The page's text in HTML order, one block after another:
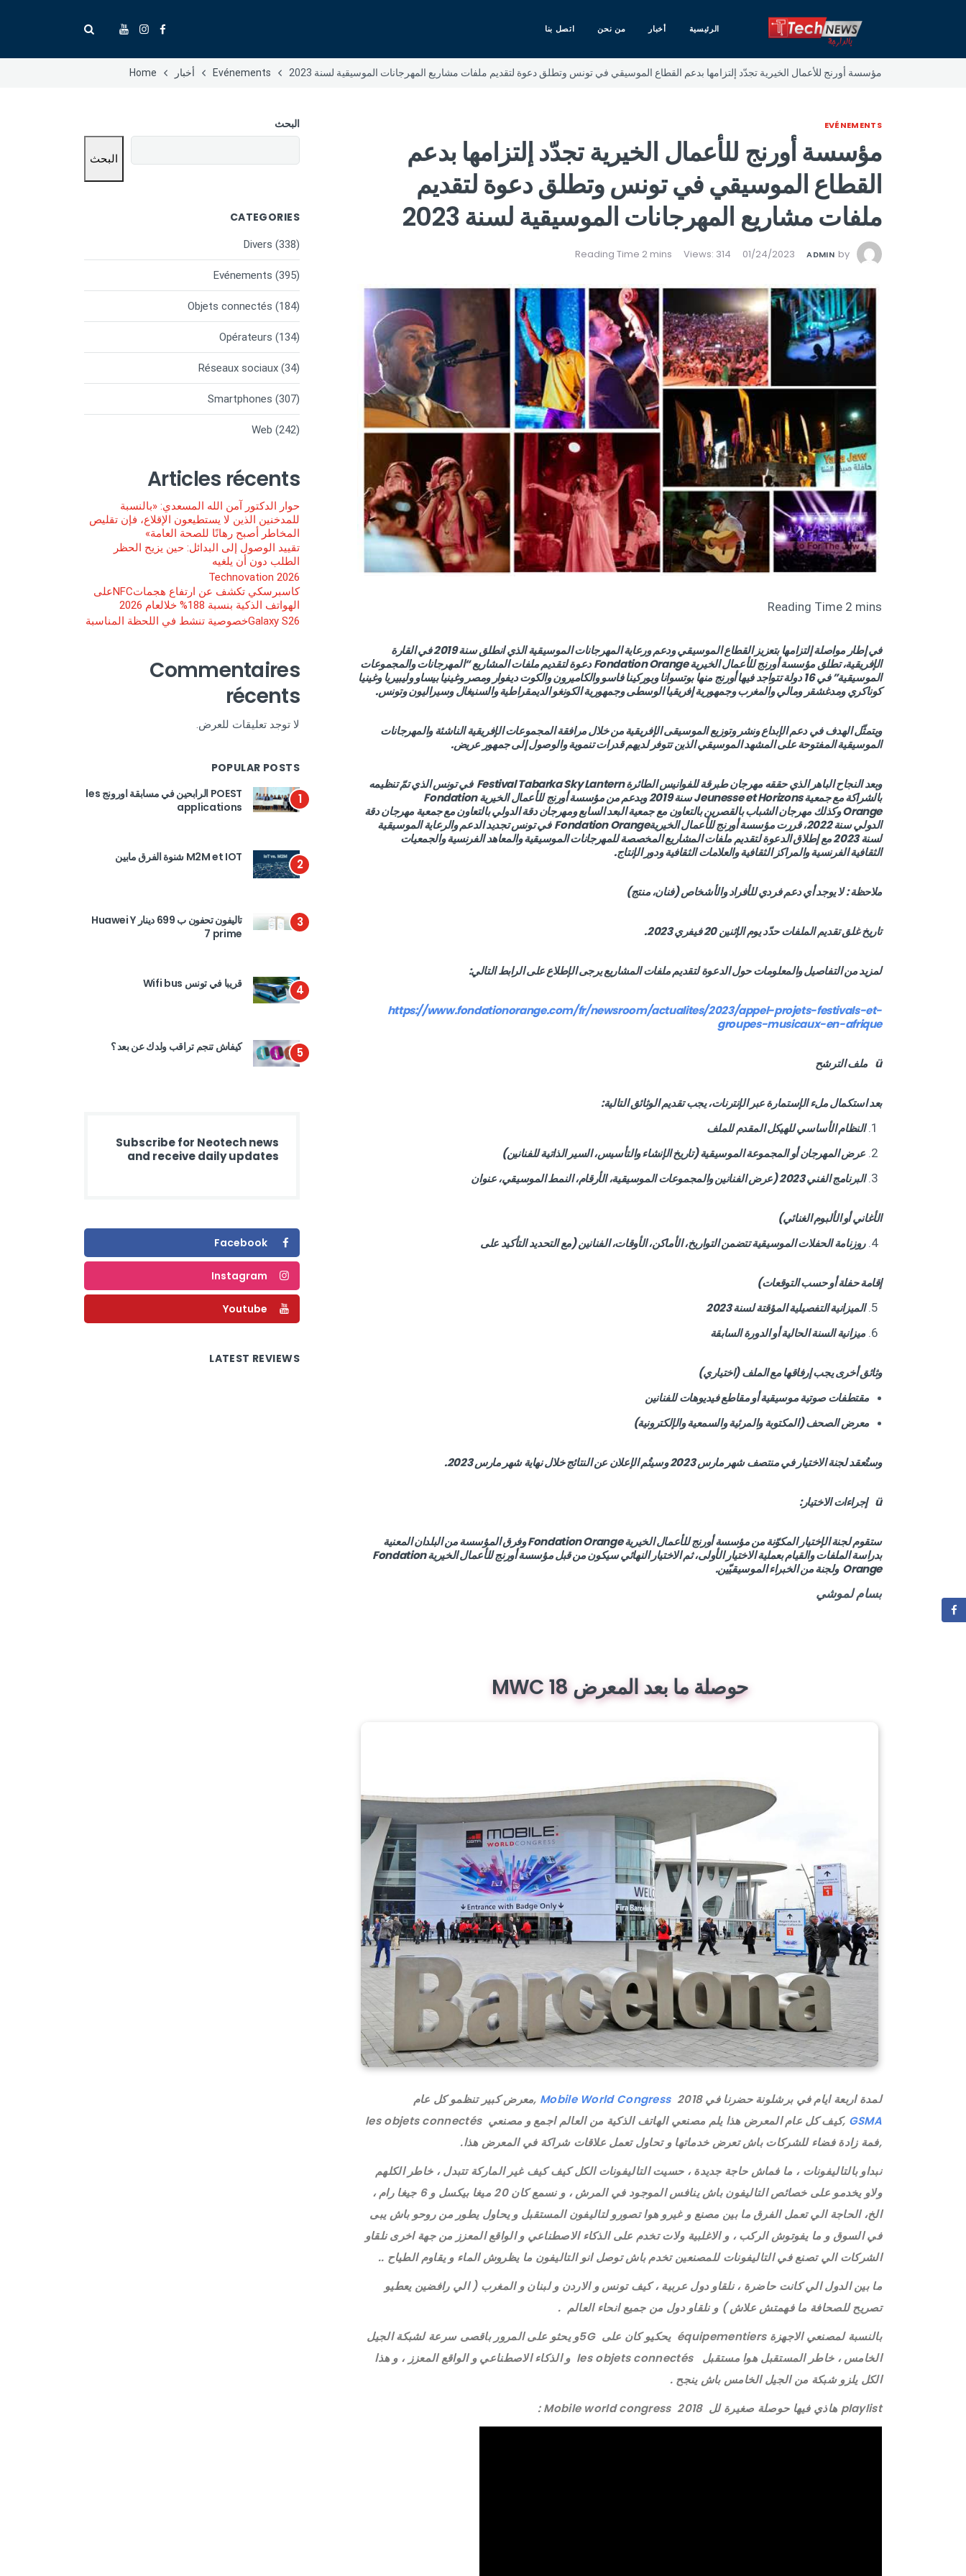
الرئيسية أخبار من نحن اتصل بنا
مؤسسة أورنج للأعمال الخيرية تجدّد إلتزامها بدعم القطاع الموسيقي في تونس وتطلق دعوة لتقديم ملفات مشاريع المهرجانات الموسيقية لسنة 2023 Evénements أخبار Home
EVÉNEMENTS
مؤسسة أورنج للأعمال الخيرية تجدّد إلتزامها بدعم
القطاع الموسيقي في تونس وتطلق دعوة لتقديم
ملفات مشاريع المهرجانات الموسيقية لسنة 2023
by
ADMIN
01/24/2023
Views: 314
في إطار مواصلة إلتزامها بتعزيز القطاع الموسيقي ودعم ورعاية المهرجانات الموسيقية الذي انطلق سنة 2019 في القارة
الإفريقية، تطلق مؤسسة أورنج للأعمال الخيرية Fondation Orange دعوة لتقديم ملفات المشاريع “المهرجانات والمجموعات
الموسيقية” في 16 دولة تتواجد فيها أورنج منها بوتسوانا وبوركينا فاسو والكاميرون والكوت ديفوار ومصر وغينيا بيساو وليبيريا وغينيا
كوناكري ومدغشقر ومالي والمغرب وجمهورية إفريقيا الوسطى وجمهورية الكونغو الديمقراطية والسنيغال وسيراليون وتونس.
ويتمثّل الهدف في دعم الإبداع ونشر وتوزيع الموسيقى الإفريقية من خلال مرافقة المجموعات الإفريقية الناشئة والمهرجانات
الموسيقية المفتوحة على المشهد الموسيقي الذين تتوفر لديهم قدرات تنموية والوصول إلى جمهور عريض.
وبعد النجاح الباهر الذي حققه مهرجان طبرقة للفوانيس الطائرة Festival Tabarka Sky Lantern في تونس الذي تمّ تنظيمه
بالشراكة مع جمعية Jeunesse et Horizons سنة 2019 وبدعم من مؤسسة أورنج للأعمال الخيرية Fondation
Orange وكذلك مهرجان الشباب بالقصرين بالتعاون مع جمعية البعد السابع ومهرجان دقة الدولي بالتعاون مع جمعية مهرجان دقة
الدولي سنة 2022، قررت مؤسسة أورنج للأعمال الخيريةFondation Orange في تونس تجديد الدعم والرعاية الموسيقية
لسنة 2023 مع إطلاق الدعوة لتقديم ملفات المشاريع المخصصة للمهرجانات الموسيقية والمعاهد الفرنسية والجمعيات
الثقافية الفرنسية والمراكز الثقافية والعلامات الثقافية ودور الإنتاج.
ملاحظة : لا يوجد أي دعم فردي للأفراد والأشخاص (فنان، منتج)
تاريخ غلق تقديم الملفات حدّد يوم الإثنين 20 فيفري 2023.
لمزيد من التفاصيل والمعلومات حول الدعوة لتقديم ملفات المشاريع يرجى الإطلاع على الرابط التالي:
https://www.fondationorange.com/fr/newsroom/actualites/2023/appel-projets-festivals-et-
groupes-musicaux-en-afrique
ü ملف الترشح
بعد استكمال ملء الإستمارة عبر الإنترنات، يجب تقديم الوثائق التالية:
النظام الأساسي للهيكل المقدم للملف
عرض المهرجان أو المجموعة الموسيقية (تاريخ الإنشاء والتأسيس، السير الذاتية للفنانين)
البرنامج الفني 2023 (عرض الفنانين والمجموعات الموسيقية، الأرقام، النمط الموسيقي، عنوان
الأغاني أو الألبوم الغنائي)
روزنامة الحفلات الموسيقية تتضمن التواريخ، الأماكن، الأوقات، الفنانين (مع التحديد التأكيد على
إقامة حفلة أو حسب التوقعات)
الميزانية التفصيلية المؤقتة لسنة 2023
ميزانية السنة الحالية أو الدورة السابقة
وثائق أخرى يجب إرفاقها مع الملف (اختياري)
مقتطفات صوتية موسيقية أو مقاطع فيديوهات للفنانين
معرض الصحف (المكتوبة والمرئية والسمعية والإلكترونية)
وستُعقد لجنة الاختيار في منتصف شهر مارس 2023 وسيتُم الإعلان عن النتائج خلال نهاية شهر مارس 2023.
ü إجراءات الاختيار:
ستقوم لجنة الإختيار المكوّنة من مؤسسة أورنج للأعمال الخيرية Fondation Orange وفرق المؤسسة من البلدان المعنية
بدراسة الملفات والقيام بعملية الاختيار الأولى، ثم الاختيار النهائي سيكون من قبل مؤسسة أورنج للأعمال الخيرية Fondation
Orange ولجنة من الخبراء الموسيقيّين.
بسام لموشي
حوصلة ما بعد المعرض MWC 18
لمدة اربعة ايام في برشلونة حضرنا في Mobile World Congress2018 ,معرض كبير تنظمو كل عام
GSMA
,كيف كل عام المعرض هذا يلم مصنعي الهاتف الذكية من العالم اجمع و مصنعي les objets connectés
,فمة زادة فضاء للشركات باش تعرض خدماتها و تحاول تعمل علاقات شراكة في المعرض هذا.
نبداو بالتاليفونات ، ما فماش حاجة جديدة ، حسيت التاليفونات الكل كيف كيف غير الماركة تتبدل ، خاطر الكلهم
ولاو يخدمو على خصائص التاليفون باش ينافس الموجود في المرش ، و نسمع كان 20 ميغا بيكسل و 6 جيغا رام ،
الخ، الحاجة الي تعمل الفرق ما بين مصنع و غيرو هوا تصورو لتاليفون المستقبل و يحاول يطور من روحو باش يبى
في السوق و ما يفوتوش الركب ، و الاغلبية ولات تخدم على الذكاء الاصطناعي و الواقع المعزز من جهة اخرى نلقاو
الشركات الي تصنع في التاليفونات للمصنعين تخدم باش توصل انو التاليفون ما يظروش الماء و يقاوم الطياح ..
ما بين الدول الي كانت حاضرة ، نلقاو دول عربية ، كيف تونس و الاردن و لبنان و المغرب ( الي رافضين يعطيو
تصريح للصحافة ما فهمتش علاش ) و نلقاو دول من جميع انحاء العالم .
بالنسبة لمصنعي الاجهزة équipementiers يحكيو كان على 5Gو يحثو على المرور باقصى سرعة لشبكة الجيل
الخامس ، خاطر المستقبل هوا مستقبل les objets connectés و الذكاء الاصطناعي و الواقع المعزز ، و هذا
الكل يلزو شبكة من الجيل الخامس باش ينجح .
playlist هاذي فيها حوصلة صغيرة لل Mobile world congress 2018 :
البحث
البحث
CATEGORIES
Divers (338)
Evénements (395)
Objets connectés (184)
Opérateurs (134)
Réseaux sociaux (34)
Smartphones (307)
Web (242)
Articles récents
حوار الدكتور آمن الله المسعدي: «بالنسبة
للمدخنين الذين لا يستطيعون الإقلاع، فإن تقليص
المخاطر أصبح رهانًا للصحة العامة»
تقييد الوصول إلى البدائل: حين يزيح الحظر
الطلب دون أن يلغيه
Technovation 2026
كاسبرسكي تكشف عن ارتفاع هجماتNFCعلى
الهواتف الذكية بنسبة 188% خلالعام 2026
Galaxy S26خصوصية تنشط في اللحظة المناسبة
Commentaires
récents
لا توجد تعليقات للعرض.
POPULAR POSTS
1
POEST الرابحين في مسابقة اورونج les
applications
2 M2M et IOT شنوة الفرق مابين
3
تاليفون تحفون ب 699 دينار Huawei Y
7 prime
4 قريبا في تونس Wifi bus
5 كيفاش تنجم تراقب ولدك عن بعد ؟
Subscribe for Neotech news
and receive daily updates
Facebook
Instagram
Youtube
LATEST REVIEWS